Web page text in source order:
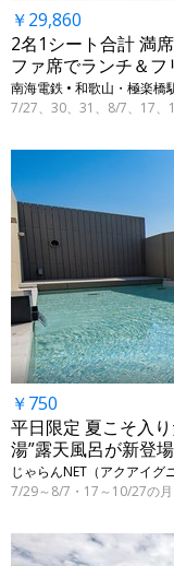
￥29,860
2名1シート合計 満
ファ席でランチ＆
南海電鉄 • 和歌山・極楽橋
←
￥750
平日限定 夏こそ入
湯”露天風呂が新登場
じゃらんNET（アクアイグ